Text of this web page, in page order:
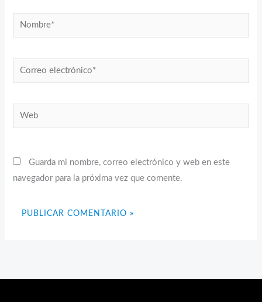
Nombre*
Correo
electrónico*
Web
Guarda mi nombre, correo electrónico y web en este
navegador para la próxima vez que comente.